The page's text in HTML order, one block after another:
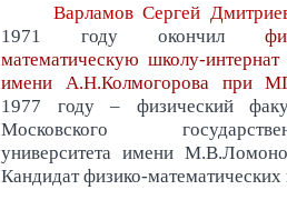
Варламов Сергей
1971 году окончил
математическую школу-
имени А.Н.Колмогорова при
1977 году – физический
Московского
университета имени
Кандидат физико-математических